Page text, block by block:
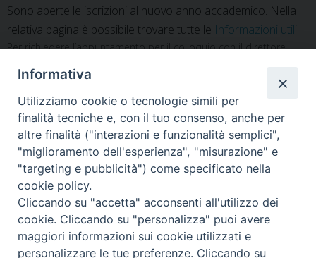
Sono aperte le iscrizioni al nuovo anno accademico. Nella
relativa pagina è possibile trovare tutte le Informazioni utili.
Per richiedere l’appuntamento per il colloquio con il direttore,
durante il tempo estivo.
La Segreteria chiude per la pausa estiva da lunedì 17 luglio e
riaprirà dal 29 agosto nei consueti orari: mercoledì, giovedì e
venerdì ore 14.30/18.00 e sabato ore 9.00/12.00
Il calendario e l’orario accademico dell’anno 2023/24
sono consultabili in Didattica alle pagine calendario
orario
corsi.
Informativa
Utilizziamo cookie o tecnologie simili per
finalità tecniche e, con il tuo consenso, anche per
altre finalità ("interazioni e funzionalità semplici",
"miglioramento dell'esperienza", "misurazione" e
"targeting e pubblicità") come specificato nella
cookie policy.
Cliccando su "accetta" acconsenti all'utilizzo dei
cookie. Cliccando su "personalizza" puoi avere
maggiori informazioni sui cookie utilizzati e
personalizzare le tue preferenze. Cliccando su